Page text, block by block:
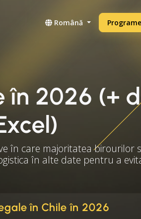
Română
în 2026 (+
în care majoritatea birourilor
în alte date pentru a
în Chile în 2026